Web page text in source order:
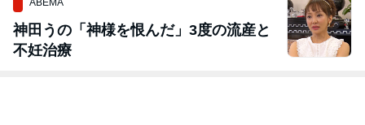
ABEMA
神田うの「神様を恨んだ」3度の流産と
不妊治療